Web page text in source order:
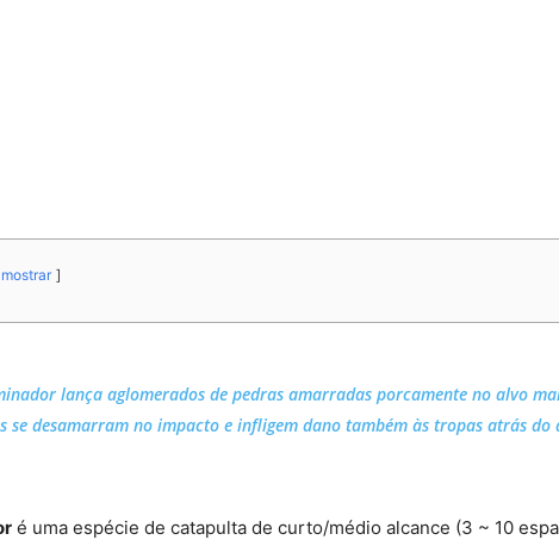
mostrar
lança aglomerados de pedras amarradas porcamente no alvo
se desamarram no impacto e infligem dano também às tropas atrás
é uma espécie de catapulta de curto/médio alcance (3 ~ 10